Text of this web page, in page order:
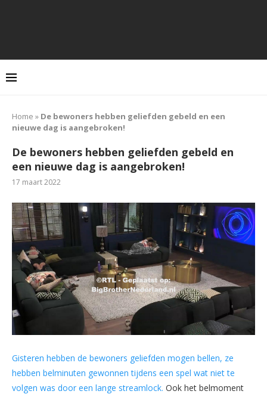
Home » De bewoners hebben geliefden gebeld en een
nieuwe dag is aangebroken!
De bewoners hebben geliefden gebeld en
een nieuwe dag is aangebroken!
17 maart 2022
Gisteren hebben de bewoners geliefden mogen bellen, ze
hebben belminuten gewonnen tijdens een spel wat niet te
volgen was door een lange streamlock. Ook het belmoment